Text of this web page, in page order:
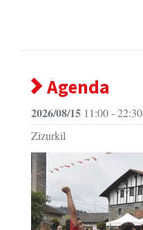
Agenda
2026/08/15 11:00 - 22:30
Zizurkil